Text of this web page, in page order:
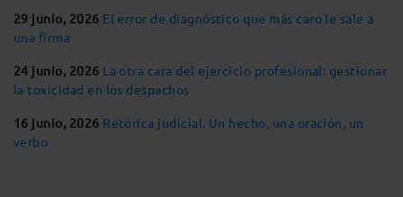
29 junio, 2026 El error de diagnóstico que más caro le sale a
una firma
24 junio, 2026 La otra cara del ejercicio profesional: gestionar
la toxicidad en los despachos
16 junio, 2026 Retórica judicial. Un hecho, una oración, un
verbo